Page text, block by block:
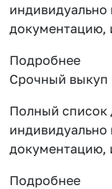
документацию,
Подробнее
Срочный
Полный список
документацию,
Подробнее